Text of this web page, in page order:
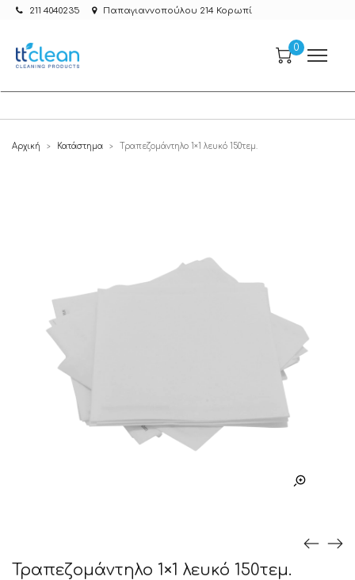
211 4040235 Παπαγιαννοπούλου 214 Κορωπί
0
Αρχική > Κατάστημα > Τραπεζομάντηλο 1×1 λευκό 150τεμ.
Τραπεζομάντηλο 1×1 λευκό 150τεμ.